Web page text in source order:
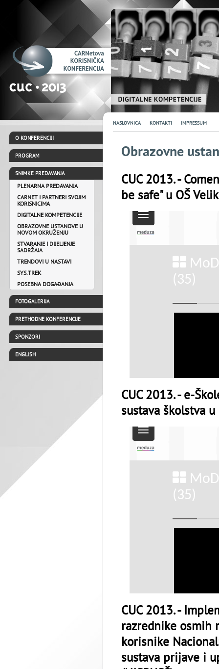
O KONFERENCIJI
PROGRAM
SNIMKE PREDAVANJA
PLENARNA PREDAVANJA
CARNET I PARTNERI SVOJIM
KORISNICIMA
DIGITALNE KOMPETENCIJE
OBRAZOVNE USTANOVE U
NOVOM OKRUŽENJU
STVARANJE I DIJELJENJE
SADRŽAJA
TRENDOVI U NASTAVI
SYS.TREK
POSEBNA DOGAĐANJA
FOTOGALERIJA
PRETHODNE KONFERENCIJE
SPONZORI
ENGLISH
NASLOVNICA KONTAKTI IMPRESSUM
Obrazovne
CUC 2013. -
be safe" u OŠ
CUC 2013. - e-
sustava školstva u
CUC 2013. -
razrednike osmih
korisnike
sustava prijave i